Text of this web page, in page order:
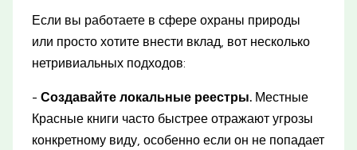
Если вы работаете в сфере охраны природы
или просто хотите внести вклад, вот несколько
нетривиальных подходов:
-Создавайте локальные реестры. Местные
Красные книги часто быстрее отражают угрозы
конкретному виду, особенно если он не попадает